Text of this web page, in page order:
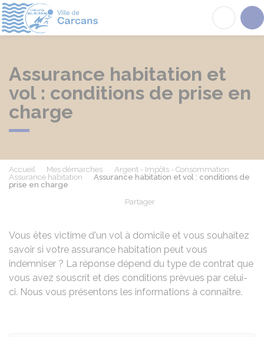
Assurance habitation et
vol : conditions de prise en
charge
Accueil Mes démarches
Argent - Impôts - Consommation
Assurance habitation
Assurance habitation et vol : conditions de
prise en charge
Partager
Vous êtes victime d'un vol à domicile et vous souhaitez
savoir si votre assurance habitation peut vous
indemniser ? La réponse dépend du type de contrat que
vous avez souscrit et des conditions prévues par celui-
ci. Nous vous présentons les informations à connaître.